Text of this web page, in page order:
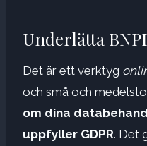
Underlätta
Det är ett verktyg
och små och
om dina
uppfyller GDPR. Det